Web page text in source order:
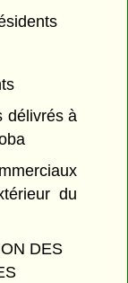
délivrés à
du
DES